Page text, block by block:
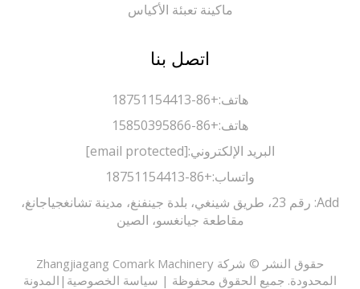
ماكينة تعبئة الأكياس
اتصل بنا
+86-18751154413
+86-15850395866
البريد الإلكتروني:[email protected]
واتساب:+86-18751154413
Add: رقم 23، طريق شينغي، بلدة جينفنغ، مدينة تشانغجياجانغ،
مقاطعة جيانغسو، الصين
حقوق النشر © شركة Zhangjiagang Comark Machinery
جميع الحقوق محفوظة |سياسة الخصوصية|المدونة